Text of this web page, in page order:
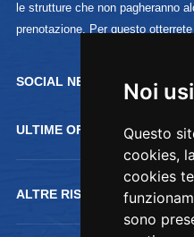
Noi
Questo
cookies,
cookies
sono
le strutture che non pagheranno
prenotazione. Per questo
SOCIAL NETWORK :
ULTIME OFFERTE
ALTRE RISORSE